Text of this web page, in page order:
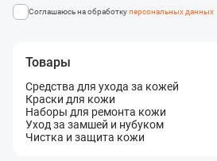
Соглашаюсь на обработкуперсональных данных
Товары
Средства для ухода за кожей
Краски для кожи
Наборы для ремонта кожи
Уход за замшей и нубуком
Чистка и защита кожи